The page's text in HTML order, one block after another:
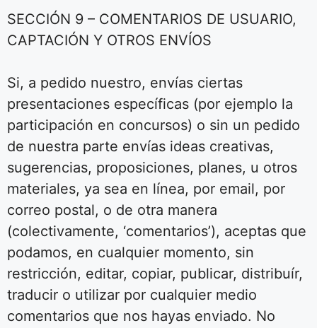
SECCIÓN 9 – COMENTARIOS DE USUARIO,
CAPTACIÓN Y OTROS ENVÍOS
Si, a pedido nuestro, envías ciertas
presentaciones específicas (por ejemplo la
participación en concursos) o sin un pedido
de nuestra parte envías ideas creativas,
sugerencias, proposiciones, planes, u otros
materiales, ya sea en línea, por email, por
correo postal, o de otra manera
(colectivamente, ‘comentarios’), aceptas que
podamos, en cualquier momento, sin
restricción, editar, copiar, publicar, distribuír,
traducir o utilizar por cualquier medio
comentarios que nos hayas enviado. No